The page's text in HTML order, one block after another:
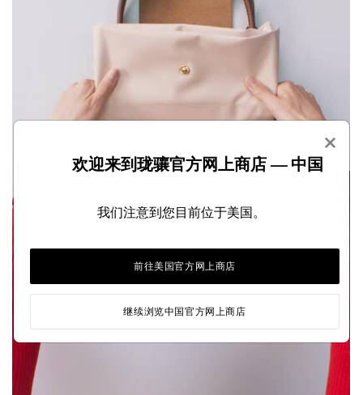
×
欢迎来到珑骧官方网上商店 — 中国
我们注意到您目前位于美国。
前往美国官方网上商店
继续浏览中国官方网上商店